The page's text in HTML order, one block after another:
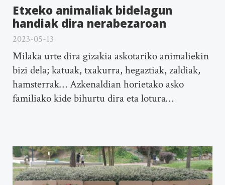
Etxeko animaliak bidelagun
handiak dira nerabezaroan
2023-05-13
Milaka urte dira gizakia askotariko animaliekin
bizi dela; katuak, txakurra, hegaztiak, zaldiak,
hamsterrak… Azkenaldian horietako asko
familiako kide bihurtu dira eta lotura…